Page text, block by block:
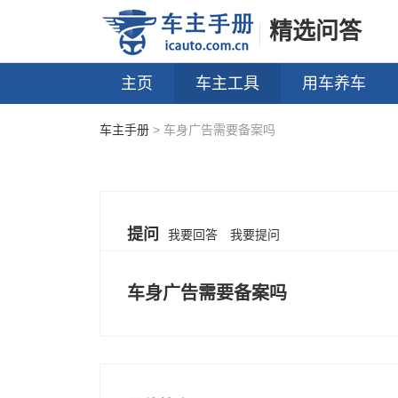
精选问答
主页 车主工具 用车养车
车主手册 > 车身广告需要备案吗
提问 我要回答 我要提问
车身广告需要备案吗